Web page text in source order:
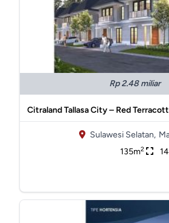
Rp 2.48 miliar
Citraland Tallasa City – Red
Sulawesi Selatan,
135m2